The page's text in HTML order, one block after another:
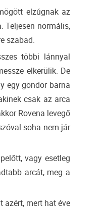
elzúgnak az
Teljesen normális,
szabad.
többi lánnyal
elkerülik. De
egy göndör barna
csak az arca
Rovena levegő
soha nem jár
vagy esetleg
arcát, meg a
mert hat éve